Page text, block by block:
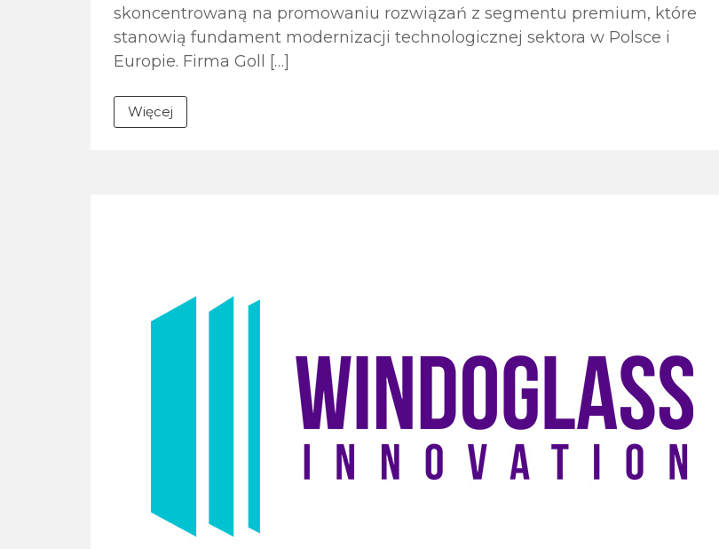
skoncentrowaną na promowaniu rozwiązań z segmentu premium, które
stanowią fundament modernizacji technologicznej sektora w Polsce i
Europie. Firma Goll […]
Więcej